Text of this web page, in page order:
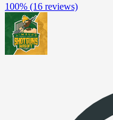
100% (16 reviews)